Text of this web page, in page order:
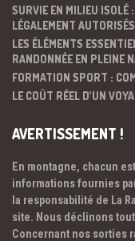
SURVIE EN MILIEU ISOLÉ
LÉGALEMENT
LES ÉLÉMENTS
RANDONNÉE EN PLEINE
FORMATION SPORT :
LE COÛT RÉEL D’UN
AVERTISSEMENT !
En montagne, chacun
informations fournies
la responsabilité de La
site. Nous déclinons
Concernant nos sorties